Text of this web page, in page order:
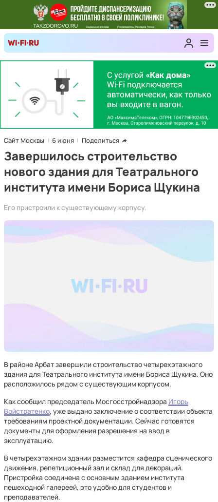
Сайт Москвы 6 июня Поделиться
Завершилось строительство
нового здания для Театрального
института имени Бориса Щукина
Его пристроили к существующему корпусу.
В районе Арбат завершили строительство четырехэтажного
здания для Театрального института имени Бориса Щукина. Оно
расположилось рядом с существующим корпусом.
Как сообщил председатель Мосгосстройнадзора Игорь
Войстратенко, уже выдано заключение о соответствии объекта
требованиям проектной документации. Сейчас готовятся
документы для оформления разрешения на ввод в
эксплуатацию.
В четырехэтажном здании разместится кафедра сценического
движения, репетиционный зал и склад для декораций.
Пристройка соединена с основным зданием института
пешеходной галереей, это удобно для студентов и
преподавателей.